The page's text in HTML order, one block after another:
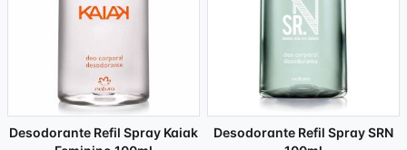
Desodorante Refil Spray Kaiak
Desodorante Refil Spray SRN